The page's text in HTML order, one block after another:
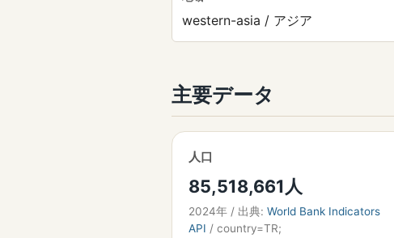
western-asia / アジア
主要データ
人口
85,518,661人
2024年 / 出典: World Bank Indicators
API / country=TR;